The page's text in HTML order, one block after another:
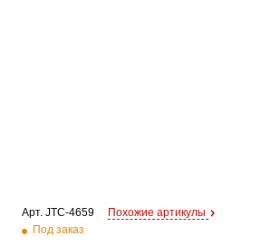
Арт. JTC-4659
Похожие артикулы
Под заказ